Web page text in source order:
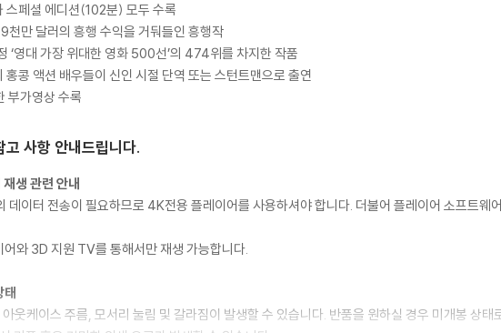
페셜 에디션(102분) 모두 수록
만 달러의 흥행 수익을 거둬들인 흥행작
‘영대 가장 위대한 영화 500선’의 474위를 차지한 작품
콩 액션 배우들이 신인 시절 단역 또는 스턴트맨으로 출연
부가영상 수록
사항 안내드립니다.
생 관련 안내
이터 전송이 필요하므로 4K전용 플레이어를 사용하셔야 합니다. 더불어 플레이어 소프트웨
와 3D 지원 TV를 통해서만 재생 가능합니다.
태
웃케이스 주름, 모서리 눌림 및 갈라짐이 발생할 수 있습니다. 반품을 원하실 경우 미개봉 상태